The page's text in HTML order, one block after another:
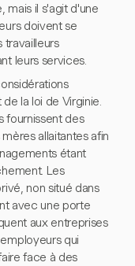
mais il s'agit d'une
doivent se
travailleurs
leurs services.
la loi de Virginie.
fournissent des
allaitantes afin
étant
Les
non situé dans
avec une porte
aux entreprises
qui
face à des